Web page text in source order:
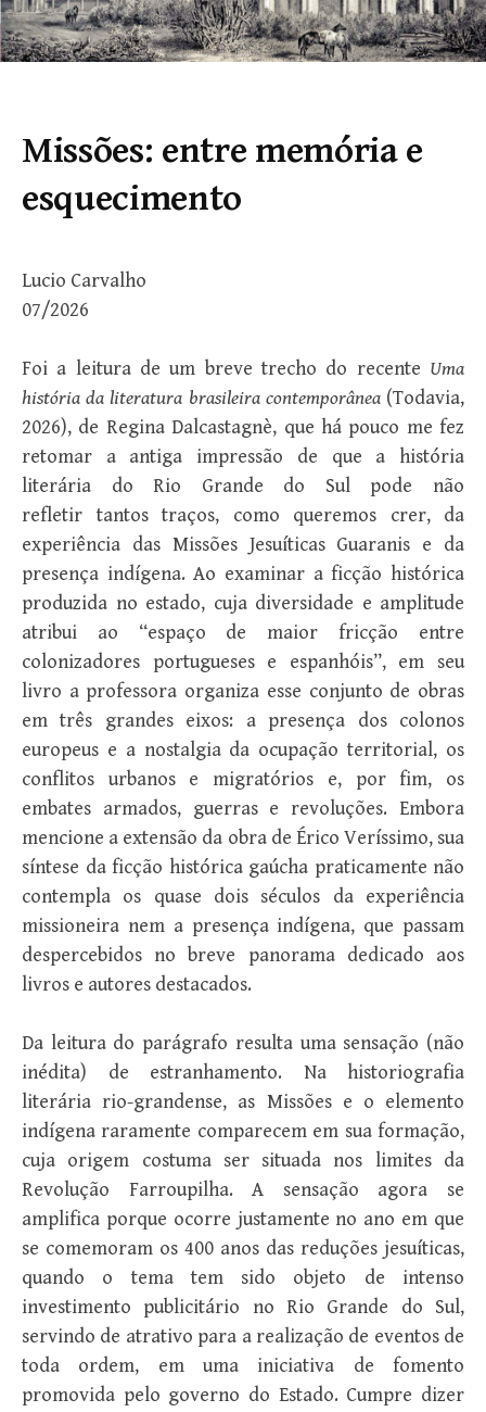
Missões: entre memória e
esquecimento
Lucio Carvalho
07/2026
Foi a leitura de um breve trecho do recente Uma
história da literatura brasileira contemporânea(Todavia,
2026), de Regina Dalcastagnè, que há pouco me fez
retomar a antiga impressão de que a história
literária do Rio Grande do Sul pode não
refletir tantos traços, como queremos crer, da
experiência das Missões Jesuíticas Guaranis e da
presença indígena. Ao examinar a ficção histórica
produzida no estado, cuja diversidade e amplitude
atribui ao “espaço de maior fricção entre
colonizadores portugueses e espanhóis”, em seu
livro a professora organiza esse conjunto de obras
em três grandes eixos: a presença dos colonos
europeus e a nostalgia da ocupação territorial, os
conflitos urbanos e migratórios e, por fim, os
embates armados, guerras e revoluções. Embora
mencione a extensão da obra de Érico Veríssimo, sua
síntese da ficção histórica gaúcha praticamente não
contempla os quase dois séculos da experiência
missioneira nem a presença indígena, que passam
despercebidos no breve panorama dedicado aos
livros e autores destacados.
Da leitura do parágrafo resulta uma sensação (não
inédita) de estranhamento. Na historiografia
literária rio-grandense, as Missões e o elemento
indígena raramente comparecem em sua formação,
cuja origem costuma ser situada nos limites da
Revolução Farroupilha. A sensação agora se
amplifica porque ocorre justamente no ano em que
se comemoram os 400 anos das reduções jesuíticas,
quando o tema tem sido objeto de intenso
investimento publicitário no Rio Grande do Sul,
servindo de atrativo para a realização de eventos de
toda ordem, em uma iniciativa de fomento
promovida pelo governo do Estado. Cumpre dizer